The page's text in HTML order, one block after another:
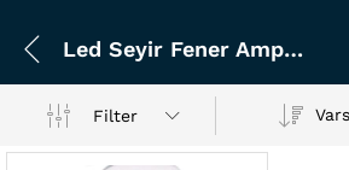
Led Seyir Fener Ampulleri Navigation 24V 6W Duy B22 Ölçü 38X110MM Renk 3000K
Filter